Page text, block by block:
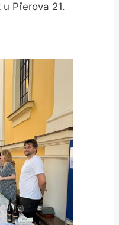
Přerova 21.